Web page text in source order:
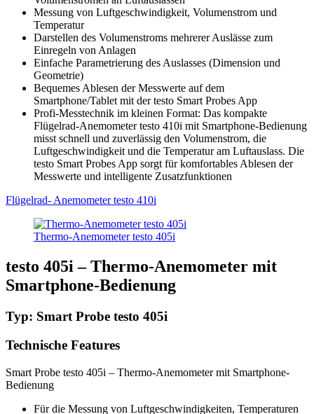
Messung von Luftgeschwindigkeit, Volumenstrom und
Temperatur
Darstellen des Volumenstroms mehrerer Auslässe zum
Einregeln von Anlagen
Einfache Parametrierung des Auslasses (Dimension und
Geometrie)
Bequemes Ablesen der Messwerte auf dem
Smartphone/Tablet mit der testo Smart Probes App
Profi-Messtechnik im kleinen Format: Das kompakte
Flügelrad-Anemometer testo 410i mit Smartphone-Bedienung
misst schnell und zuverlässig den Volumenstrom, die
Luftgeschwindigkeit und die Temperatur am Luftauslass. Die
testo Smart Probes App sorgt für komfortables Ablesen der
Messwerte und intelligente Zusatzfunktionen
Flügelrad- Anemometer testo 410i
Thermo-Anemometer testo 405i
testo 405i – Thermo-Anemometer mit
Smartphone-Bedienung
Typ: Smart Probe testo 405i
Technische Features
Smart Probe testo 405i – Thermo-Anemometer mit Smartphone-
Bedienung
Für die Messung von Luftgeschwindigkeiten, Temperaturen